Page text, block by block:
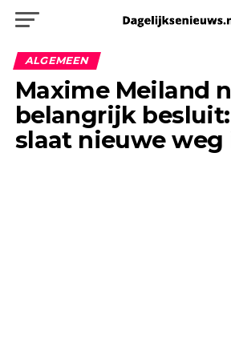
ALGEMEEN
Maxime Meiland
belangrijk
slaat nieuwe weg